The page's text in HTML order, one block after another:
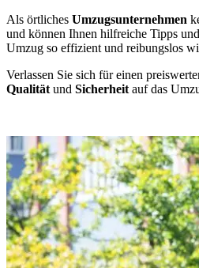
Als örtliches Umzugsunternehmen
und können Ihnen hilfreiche Tipps
Umzug so effizient und reibungslos
Verlassen Sie sich für einen
Qualität und Sicherheit auf das